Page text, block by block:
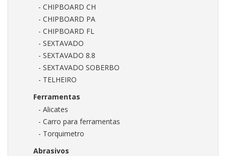
- CHIPBOARD CH
- CHIPBOARD PA
- CHIPBOARD FL
- SEXTAVADO
- SEXTAVADO 8.8
- SEXTAVADO SOBERBO
- TELHEIRO
Ferramentas
- Alicates
- Carro para ferramentas
- Torquimetro
Abrasivos